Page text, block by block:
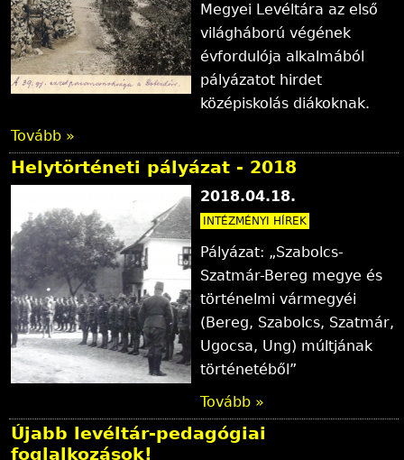
Megyei Levéltára az első
világháború végének
évfordulója alkalmából
pályázatot hirdet
középiskolás diákoknak.
Tovább »
Helytörténeti pályázat - 2018
2018.04.18.
INTÉZMÉNYI HÍREK
Pályázat: „Szabolcs-
Szatmár-Bereg megye és
történelmi vármegyéi
(Bereg, Szabolcs, Szatmár,
Ugocsa, Ung) múltjának
történetéből”
Tovább »
Újabb levéltár-pedagógiai
foglalkozások!